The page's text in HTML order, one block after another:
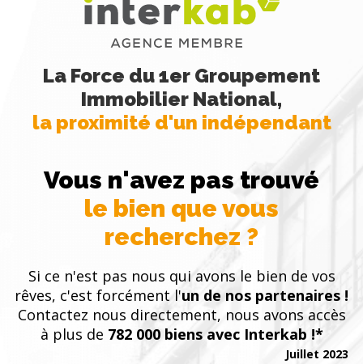
La Force du 1er Groupement
Immobilier National,
la proximité d'un indépendant
Vous n'avez pas trouvé
le bien que vous
recherchez ?
Si ce n'est pas nous qui avons le bien de vos
rêves, c'est forcément l'un de nos partenaires !
Contactez nous directement, nous avons accès
à plus de 782 000 biens avec Interkab !*
Juillet 2023